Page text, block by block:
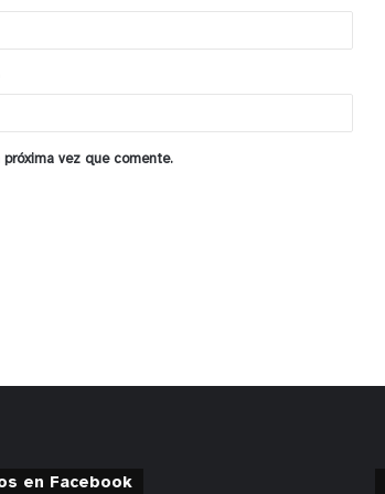
vez que comente.
en Facebook